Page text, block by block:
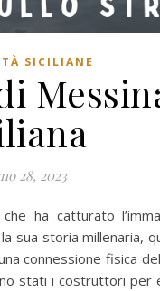
SICILIANE
28, 2023
ha catturato
sua storia millenaria,
connessione fisica
stati i costruttori per